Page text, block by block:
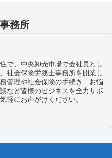
務所
で、中央卸売市場で会社員とし
社会保険労務士事務所を開業し
管理や社会保険の手続き、お悩
など皆様のビジネスを全力サポ
軽にお声がけください。